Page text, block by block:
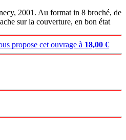
2001. Au format in 8 broché, de
sur la couverture, en bon état
propose cet ouvrage à 18,00 €